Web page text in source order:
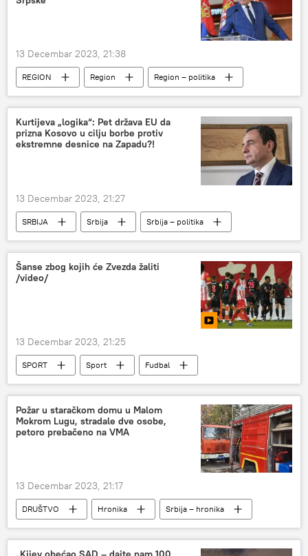
13 Decembar 2023, 21:38
REGION Region
Region – politika
Bosna i Hercegovina (BiH)
Republika Srpska (RS)
Kurtijeva „logika“: Pet država EU da
prizna Kosovo u cilju borbe protiv
ekstremne desnice na Zapadu?!
13 Decembar 2023, 21:27
SRBIJA Srbija
Srbija – politika
Kosovo i Metohija (KiM)
Aljbin Kurti
Šanse zbog kojih će Zvezda žaliti
/video/
13 Decembar 2023, 21:25
SPORT Sport
Fudbal
Liga šampiona
Liga šampiona u fudbalu 2023
FK Crvena zvezda
Požar u staračkom domu u Malom
Mokrom Lugu, stradale dve osobe,
petoro prebačeno na VMA
13 Decembar 2023, 21:17
DRUŠTVO Hronika Srbija – hronika